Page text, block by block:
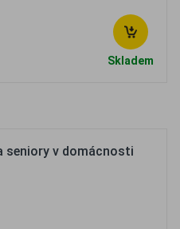
Skladem
seniory v domácnosti